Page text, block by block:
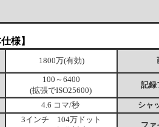
様】
1800万(有効)
100～6400
(拡張でISO25600)
記録
4.6 コマ/秒 シャ
3インチ 104万ドット
ファ